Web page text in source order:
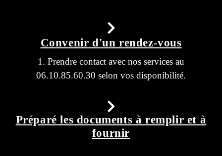
Convenir d'un rendez-vous
1. Prendre contact avec nos services au
06.10.85.60.30 selon vos disponibilité.
Préparé les documents à remplir et à
fournir